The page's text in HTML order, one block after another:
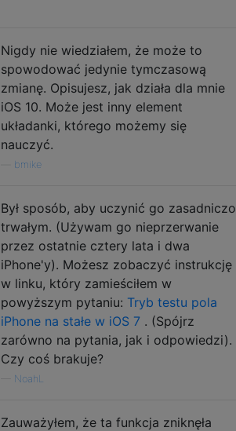
Nigdy nie wiedziałem, że może to
spowodować jedynie tymczasową
zmianę. Opisujesz, jak działa dla mnie
iOS 10. Może jest inny element
układanki, którego możemy się
nauczyć.
bmike
Był sposób, aby uczynić go zasadniczo
trwałym. (Używam go nieprzerwanie
przez ostatnie cztery lata i dwa
iPhone'y). Możesz zobaczyć instrukcję
w linku, który zamieściłem w
powyższym pytaniu: Tryb testu pola
iPhone na stałe w iOS 7 . (Spójrz
zarówno na pytania, jak i odpowiedzi).
Czy coś brakuje?
NoahL
Zauważyłem, że ta funkcja zniknęła